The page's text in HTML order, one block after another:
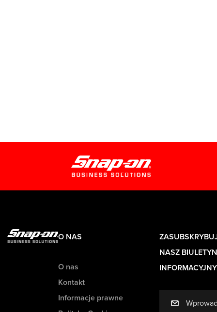
O NAS
O nas
Kontakt
Informacje prawne
NASZ BIULETYN
INFORMACYJNY
mail